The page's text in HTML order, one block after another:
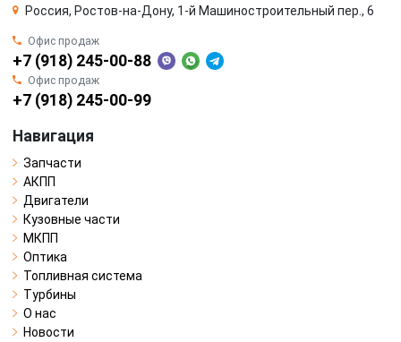
Россия, Ростов-на-Дону, 1-й Машиностроительный пер., 6
Офис продаж
+7 (918) 245-00-88
Офис продаж
+7 (918) 245-00-99
Навигация
Запчасти
АКПП
Двигатели
Кузовные части
МКПП
Оптика
Топливная система
Турбины
О нас
Новости